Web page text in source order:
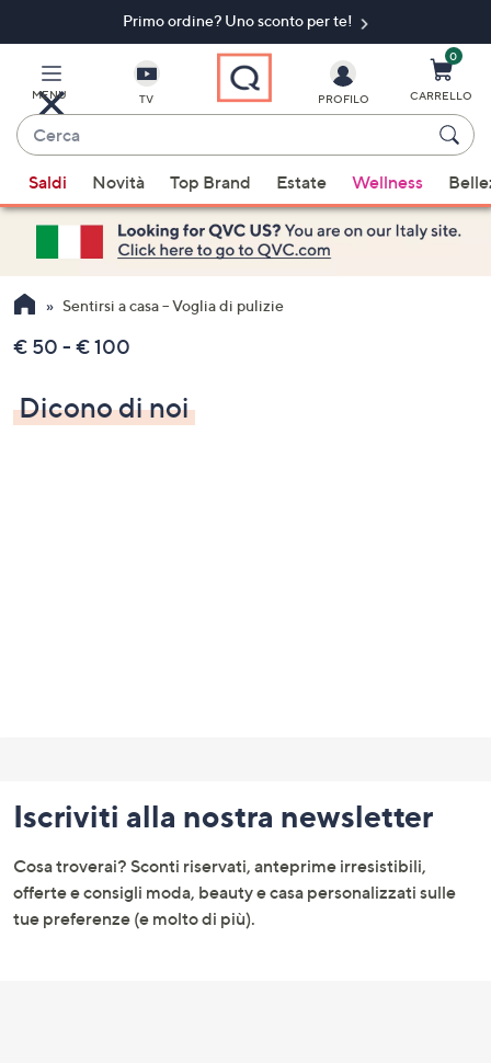
principale
Primo ordine? Uno sconto per te!​
MENU TV
Cerca
sono
disponibili
suggerimenti,
usa
i
freccia
e
giù
PROFILO
0
CARRELLO
Saldi Novità Top Brand Estate Wellness
Sentirsi a casa – Voglia di pulizie
€ 50 - € 100
Dicono di noi
menu
e
informazioni
Iscriviti alla nostra newsletter
Cosa troverai? Sconti riservati, anteprime irresistibili,
offerte e consigli moda, beauty e casa personalizzati sulle
tue preferenze (e molto di più).